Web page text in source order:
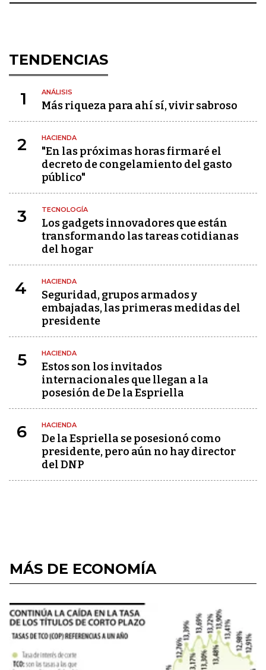
TENDENCIAS
1 ANÁLISIS
Más riqueza para ahí sí, vivir sabroso
2 HACIENDA
"En las próximas horas firmaré el
decreto de congelamiento del gasto
público"
3 TECNOLOGÍA
Los gadgets innovadores que están
transformando las tareas cotidianas
del hogar
4 HACIENDA
Seguridad, grupos armados y
embajadas, las primeras medidas del
presidente
5 HACIENDA
Estos son los invitados
internacionales que llegan a la
posesión de De la Espriella
6 HACIENDA
De la Espriella se posesionó como
presidente, pero aún no hay director
del DNP
MÁS DE ECONOMÍA